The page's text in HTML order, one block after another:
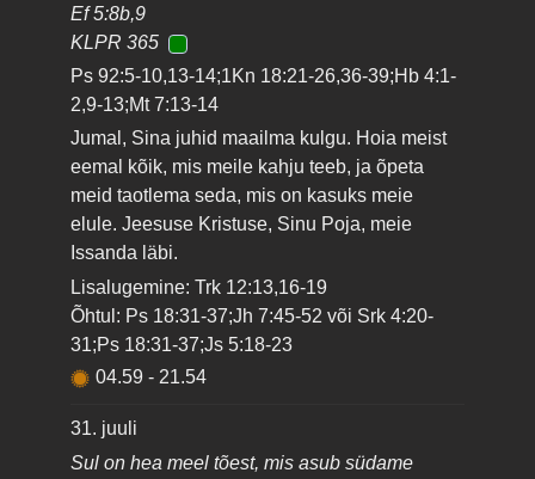
Ef 5:8b,9
KLPR 365
Ps 92:5-10,13-14;1Kn 18:21-26,36-39;Hb 4:1-
2,9-13;Mt 7:13-14
Jumal, Sina juhid maailma kulgu. Hoia meist
eemal kõik, mis meile kahju teeb, ja õpeta
meid taotlema seda, mis on kasuks meie
elule. Jeesuse Kristuse, Sinu Poja, meie
Issanda läbi.
Lisalugemine: Trk 12:13,16-19
Õhtul: Ps 18:31-37;Jh 7:45-52 või Srk 4:20-
31;Ps 18:31-37;Js 5:18-23
04.59- 21.54
31. juuli
Sul on hea meel tõest, mis asub südame